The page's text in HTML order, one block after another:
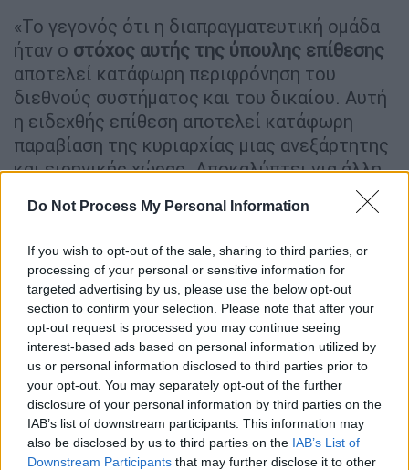
Do Not Process My Personal Information
If you wish to opt-out of the sale, sharing to third parties, or
processing of your personal or sensitive information for
targeted advertising by us, please use the below opt-out
section to confirm your selection. Please note that after your
opt-out request is processed you may continue seeing
interest-based ads based on personal information utilized by
us or personal information disclosed to third parties prior to
your opt-out. You may separately opt-out of the further
disclosure of your personal information by third parties on the
IAB’s list of downstream participants. This information may
also be disclosed by us to third parties on the IAB’s List of
Downstream Participants that may further disclose it to other
«Το γεγονός ότι η διαπραγματευτική ομάδα
ήταν ο στόχος αυτής της ύπουλης επίθεσης
αποτελεί κατάφωρη περιφρόνηση του
διεθνούς συστήματος και του δικαίου. Αυτή
η ειδεχθής επίθεση αποτελεί κατάφωρη
παραβίαση της κυριαρχίας μιας ανεξάρτητης
και ειρηνικής χώρας. Αποκαλύπτει για άλλη
μια φορά το σημείο, στο οποίο έχει φτάσει η
κατοχική και τρομοκρατική νοοτροπία του
Ισραήλ αποτελεί σαφή απειλή για τη διεθνή
τάξη. Ως Τουρκία, εκφράζουμε με τον πιο
έντονο τρόπο ότι στεκόμαστε στο πλευρό
του αδελφού μας Κατάρ και του
παλαιστινιακού λαού. Με την ευκαιρία αυτή,
εύχομαι ο Αλλάχ να αναπαύσει τους
αδελφούς και τις αδελφές μας, που έπεσαν
θύματα της κρατικής τρομοκρατίας του
Ισραήλ και ταχεία ανάρρωση στους